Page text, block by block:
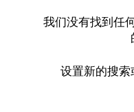
我们没有找到任
设置新的搜索